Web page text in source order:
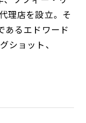
理店を設立。そ
あるエドワード
ショット、